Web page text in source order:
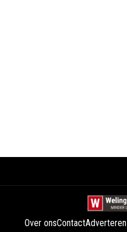
Over onsContactAdverteren